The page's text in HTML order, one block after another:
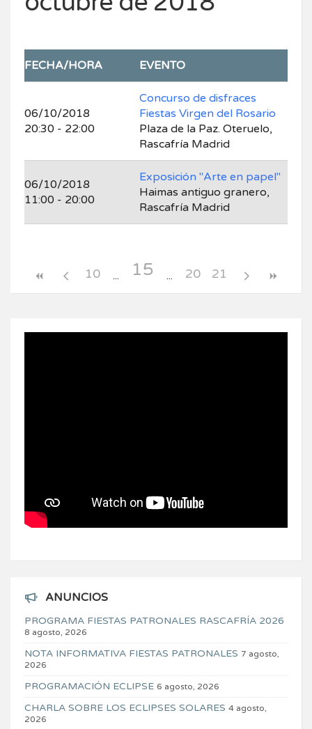
FECHA/HORA EVENTO
06/10/2018
20:30 - 22:00
Concurso de disfraces
Fiestas Virgen del Rosario
Plaza de la Paz. Oteruelo,
Rascafría Madrid
06/10/2018
11:00 - 20:00
Exposición "Arte en papel"
Haimas antiguo granero,
Rascafría Madrid
10 15 20 21
ANUNCIOS
PROGRAMA FIESTAS PATRONALES RASCAFRÍA 2026
8 agosto, 2026
NOTA INFORMATIVA FIESTAS PATRONALES 7 agosto,
2026
PROGRAMACIÓN ECLIPSE 6 agosto, 2026
CHARLA SOBRE LOS ECLIPSES SOLARES 4 agosto,
2026